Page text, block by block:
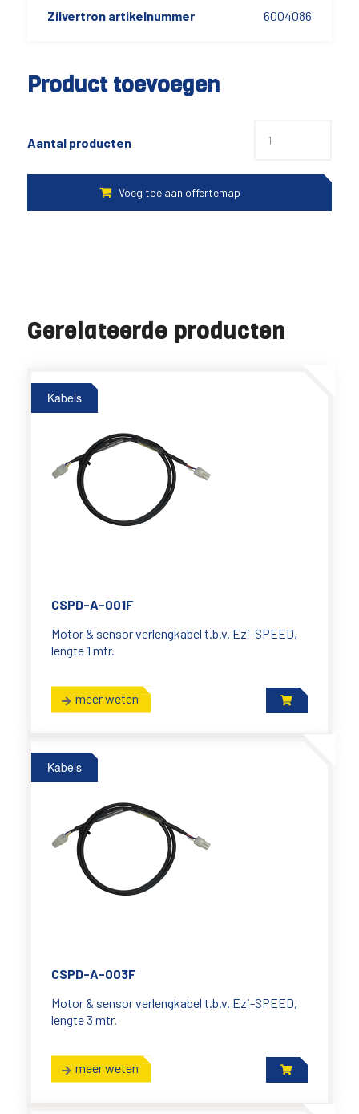
Product toevoegen
Aantal producten
Zilvertron artikelnummer 6004086
Gerelateerde producten
Kabels
CSPD-A-001F
Motor & sensor verlengkabel t.b.v. Ezi-SPEED,
lengte 1 mtr.
meer weten
Kabels
CSPD-A-003F
Motor & sensor verlengkabel t.b.v. Ezi-SPEED,
lengte 3 mtr.
meer weten